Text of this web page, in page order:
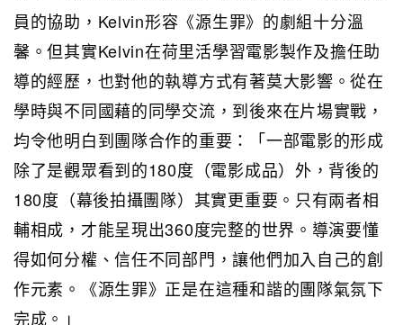
員的協助，Kelvin形容《源生罪》的劇組十分溫
馨。但其實Kelvin在荷里活學習電影製作及擔任助
導的經歷，也對他的執導方式有著莫大影響。從在
學時與不同國藉的同學交流，到後來在片場實戰，
均令他明白到團隊合作的重要：「一部電影的形成
除了是觀眾看到的180度（電影成品）外，背後的
180度（幕後拍攝團隊）其實更重要。只有兩者相
輔相成，才能呈現出360度完整的世界。導演要懂
得如何分權、信任不同部門，讓他們加入自己的創
作元素。《源生罪》正是在這種和諧的團隊氣氛下
完成。」